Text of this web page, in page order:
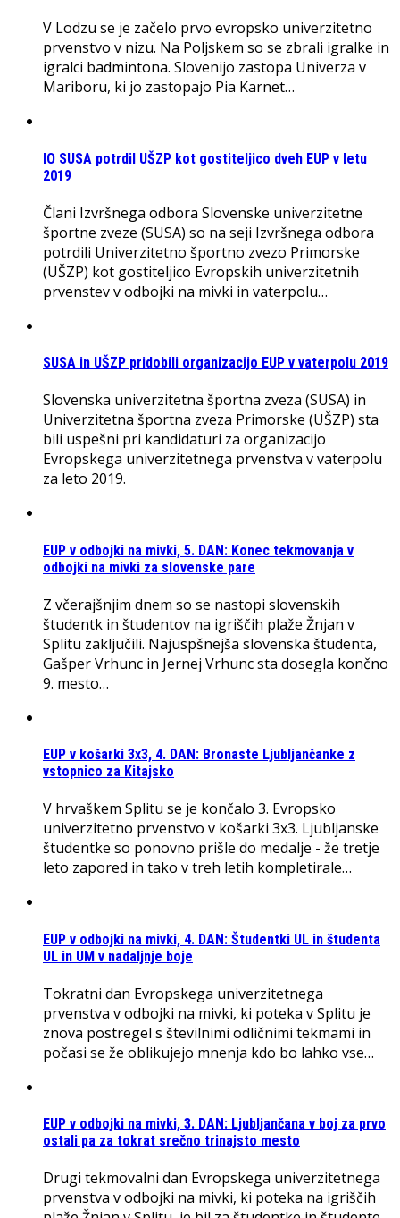
V Lodzu se je začelo prvo evropsko univerzitetno
prvenstvo v nizu. Na Poljskem so se zbrali igralke in
igralci badmintona. Slovenijo zastopa Univerza v
Mariboru, ki jo zastopajo Pia Karnet…
IO SUSA potrdil UŠZP kot gostiteljico dveh EUP v letu
2019
Člani Izvršnega odbora Slovenske univerzitetne
športne zveze (SUSA) so na seji Izvršnega odbora
potrdili Univerzitetno športno zvezo Primorske
(UŠZP) kot gostiteljico Evropskih univerzitetnih
prvenstev v odbojki na mivki in vaterpolu…
SUSA in UŠZP pridobili organizacijo EUP v vaterpolu 2019
Slovenska univerzitetna športna zveza (SUSA) in
Univerzitetna športna zveza Primorske (UŠZP) sta
bili uspešni pri kandidaturi za organizacijo
Evropskega univerzitetnega prvenstva v vaterpolu
za leto 2019.
EUP v odbojki na mivki, 5. DAN: Konec tekmovanja v
odbojki na mivki za slovenske pare
Z včerajšnjim dnem so se nastopi slovenskih
študentk in študentov na igriščih plaže Žnjan v
Splitu zaključili. Najuspšnejša slovenska študenta,
Gašper Vrhunc in Jernej Vrhunc sta dosegla končno
9. mesto…
EUP v košarki 3x3, 4. DAN: Bronaste Ljubljančanke z
vstopnico za Kitajsko
V hrvaškem Splitu se je končalo 3. Evropsko
univerzitetno prvenstvo v košarki 3x3. Ljubljanske
študentke so ponovno prišle do medalje - že tretje
leto zapored in tako v treh letih kompletirale…
EUP v odbojki na mivki, 4. DAN: Študentki UL in študenta
UL in UM v nadaljnje boje
Tokratni dan Evropskega univerzitetnega
prvenstva v odbojki na mivki, ki poteka v Splitu je
znova postregel s številnimi odličnimi tekmami in
počasi se že oblikujejo mnenja kdo bo lahko vse…
EUP v odbojki na mivki, 3. DAN: Ljubljančana v boj za prvo
ostali pa za tokrat srečno trinajsto mesto
Drugi tekmovalni dan Evropskega univerzitetnega
prvenstva v odbojki na mivki, ki poteka na igriščih